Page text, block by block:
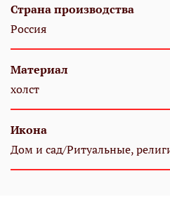
Страна производства
Россия
Материал
холст
Икона
Дом и сад/Ритуальные,